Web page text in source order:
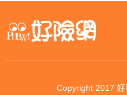
Copyright 2017